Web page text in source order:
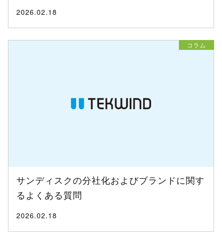
2026.02.18
コラム
サンディスクの分社化およびブランドに関す
るよくある質問
2026.02.18